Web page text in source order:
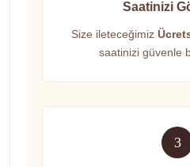
Saatinizi
Size ileteceğimiz
saatinizi güvenle
3